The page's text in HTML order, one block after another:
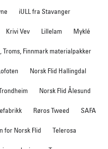
iULL fra Stavanger
Krivi Vev Lillelam Myklé
Troms, Finnmark materialpakker
Norsk Flid Hallingdal
Norsk Flid Ålesund
Røros Tweed SAFA
for Norsk Flid Telerosa